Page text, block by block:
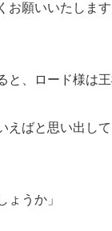
お願いいたします
、ロード様は
ばと思い出して
ょうか」